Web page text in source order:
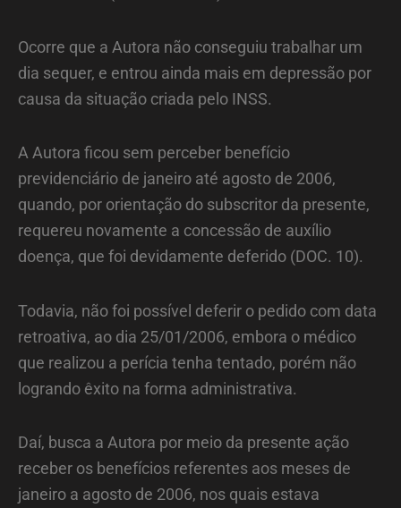
Ocorre que a Autora não conseguiu trabalhar um
dia sequer, e entrou ainda mais em depressão por
causa da situação criada pelo INSS.
A Autora ficou sem perceber benefício
previdenciário de janeiro até agosto de 2006,
quando, por orientação do subscritor da presente,
requereu novamente a concessão de auxílio
doença, que foi devidamente deferido (DOC. 10).
Todavia, não foi possível deferir o pedido com data
retroativa, ao dia 25/01/2006, embora o médico
que realizou a perícia tenha tentado, porém não
logrando êxito na forma administrativa.
Daí, busca a Autora por meio da presente ação
receber os benefícios referentes aos meses de
janeiro a agosto de 2006, nos quais estava